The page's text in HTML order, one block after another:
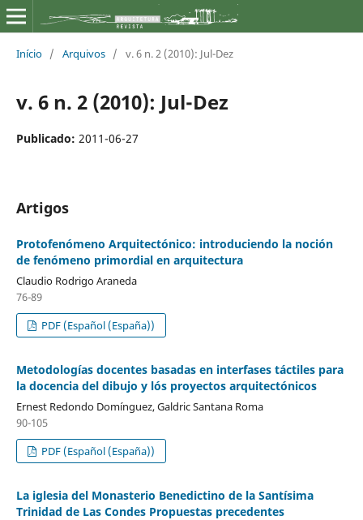
Início / Arquivos / v. 6 n. 2 (2010): Jul-Dez
v. 6 n. 2 (2010): Jul-Dez
Publicado: 2011-06-27
Artigos
Protofenómeno Arquitectónico: introduciendo la noción
de fenómeno primordial en arquitectura
Claudio Rodrigo Araneda
76-89
PDF (Español (España))
Metodologías docentes basadas en interfases táctiles para
la docencia del dibujo y lós proyectos arquitectónicos
Ernest Redondo Domínguez, Galdric Santana Roma
90-105
PDF (Español (España))
La iglesia del Monasterio Benedictino de la Santísima
Trinidad de Las Condes Propuestas precedentes